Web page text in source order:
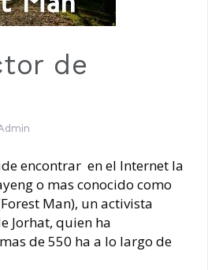
de
encontrar en el Internet la
o mas conocido como
Man), un activista
Jorhat, quien ha
de 550 ha a lo largo de